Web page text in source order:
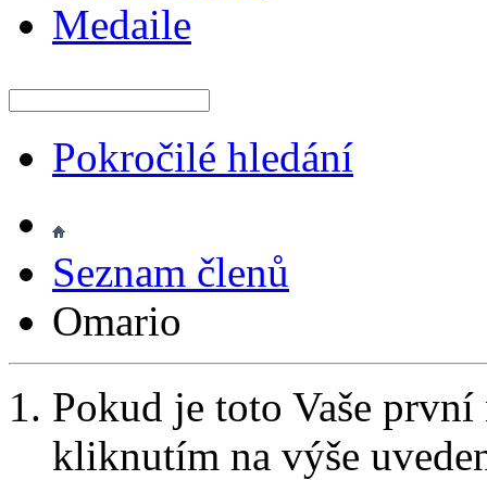
Medaile
Pokročilé hledání
Seznam členů
Omario
Pokud je toto Vaše
kliknutím na výše